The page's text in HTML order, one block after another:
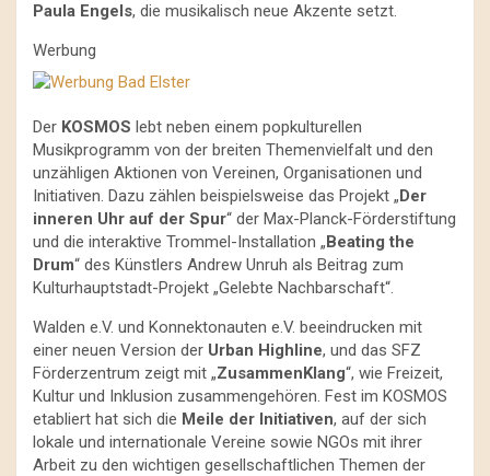
Paula Engels, die musikalisch neue Akzente setzt.
Werbung
Der KOSMOS lebt neben einem popkulturellen
Musikprogramm von der breiten Themenvielfalt und den
unzähligen Aktionen von Vereinen, Organisationen und
Initiativen. Dazu zählen beispielsweise das Projekt „Der
inneren Uhr auf der Spur“ der Max-Planck-Förderstiftung
und die interaktive Trommel-Installation „Beating the
Drum“ des Künstlers Andrew Unruh als Beitrag zum
Kulturhauptstadt-Projekt „Gelebte Nachbarschaft“.
Walden e.V. und Konnektonauten e.V. beeindrucken mit
einer neuen Version der Urban Highline, und das SFZ
Förderzentrum zeigt mit „ZusammenKlang“, wie Freizeit,
Kultur und Inklusion zusammengehören. Fest im KOSMOS
etabliert hat sich die Meile der Initiativen, auf der sich
lokale und internationale Vereine sowie NGOs mit ihrer
Arbeit zu den wichtigen gesellschaftlichen Themen der